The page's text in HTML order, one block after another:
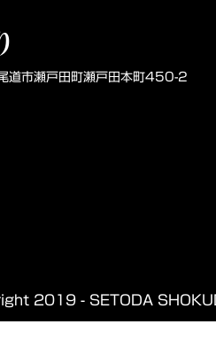
市瀬戸田町瀬戸田本町450-2
2019 - SETODA